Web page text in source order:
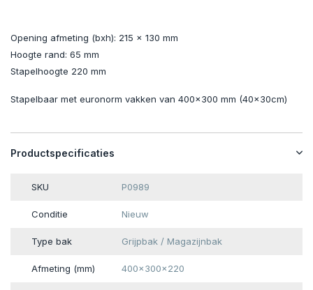
Opening afmeting (bxh): 215 x 130 mm
Hoogte rand: 65 mm
Stapelhoogte 220 mm
Stapelbaar met euronorm vakken van 400x300 mm (40x30cm)
Productspecificaties
SKU P0989
Conditie Nieuw
Type bak Grijpbak / Magazijnbak
Afmeting (mm) 400x300x220